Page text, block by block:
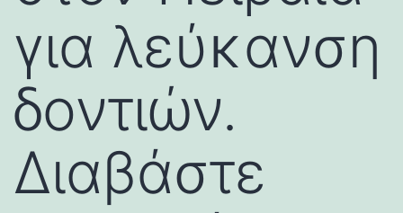
για λεύκανση
δοντιών.
Διαβάστε